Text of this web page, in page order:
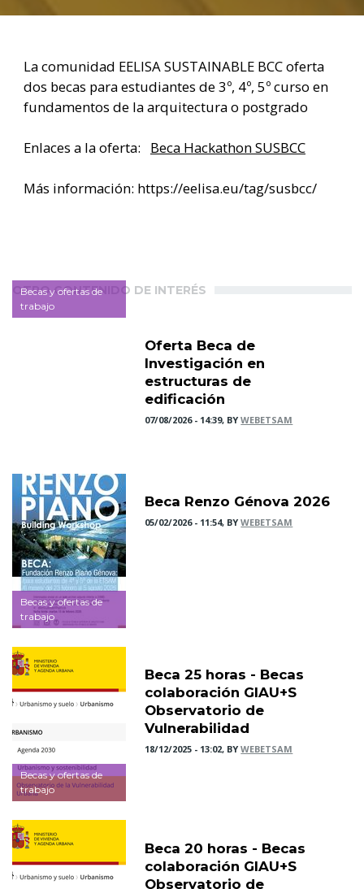
La comunidad EELISA SUSTAINABLE BCC oferta
dos becas para estudiantes de 3º, 4º, 5º curso en
fundamentos de la arquitectura o postgrado
Enlaces a la oferta: Beca Hackathon SUSBCC
Más información: https://eelisa.eu/tag/susbcc/
OTRO CONTENIDO DE INTERÉS
Becas y ofertas de
trabajo
Oferta Beca de
Investigación en
estructuras de
edificación
07/08/2026 - 14:39, BYWEBETSAM
Becas y ofertas de
trabajo
Beca Renzo Génova 2026
05/02/2026 - 11:54, BYWEBETSAM
Becas y ofertas de
trabajo
Beca 25 horas - Becas
colaboración GIAU+S
Observatorio de
Vulnerabilidad
18/12/2025 - 13:02, BYWEBETSAM
Beca 20 horas - Becas
colaboración GIAU+S
Observatorio de